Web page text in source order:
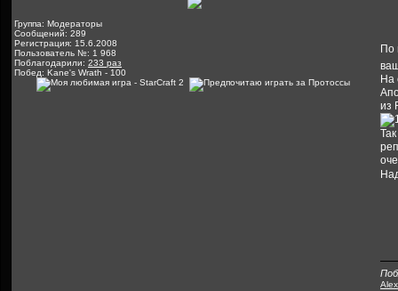
Группа: Модераторы
Сообщений: 289
Регистрация: 15.6.2008
Пользователь №: 1 968
Поблагодарили: 233 раз
Побед: Kane's Wrath - 100
По
На
из